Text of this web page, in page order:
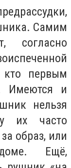
Самим
согласно
кто первым
Имеются и
нельзя
их часто
образ, или
Ещё,